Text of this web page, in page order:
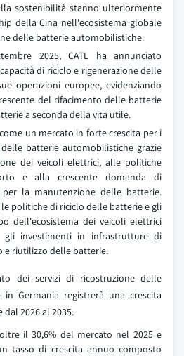
sostenibilità stanno ulteriormente
della Cina nell'ecosistema globale
delle batterie automobilistiche.
2025, CATL ha annunciato
di riciclo e rigenerazione delle
operazioni europee, evidenziando
del rifacimento delle batterie
a seconda della vita utile.
un mercato in forte crescita per i
batterie automobilistiche grazie
dei veicoli elettrici, alle politiche
e alla crescente domanda di
la manutenzione delle batterie.
le politiche di riciclo delle batterie e gli
dell'ecosistema dei veicoli elettrici
gli investimenti in infrastrutture di
e riutilizzo delle batterie.
dei servizi di ricostruzione delle
Germania registrerà una crescita
2026 al 2035.
il 30,6% del mercato nel 2025 e
tasso di crescita annuo composto